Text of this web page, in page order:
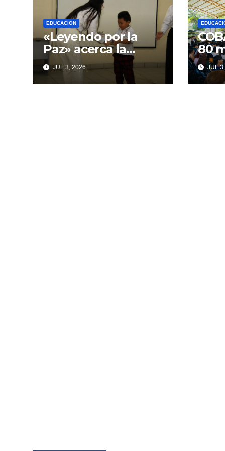
EDUCACION
«Leyendo por la
Paz» acerca la
lectura a niñas,
niños y
adolescentes con
JUL 3, 2026
80
suJUL